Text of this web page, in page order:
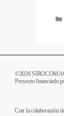
©2026
Proyecto financiado
Con la colaboración